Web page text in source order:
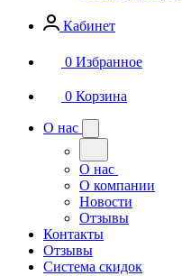
Кабинет
0 Избранное
0 Корзина
О нас
О нас
О компании
Новости
Отзывы
Контакты
Отзывы
Система скидок